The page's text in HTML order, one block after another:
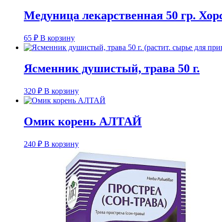
Медуница лекарственная 50 гр.
65 ₽ В корзину
Ясменник душистый, трава 50 г.
320 ₽ В корзину
Омик корень АЛТАЙ
240 ₽ В корзину